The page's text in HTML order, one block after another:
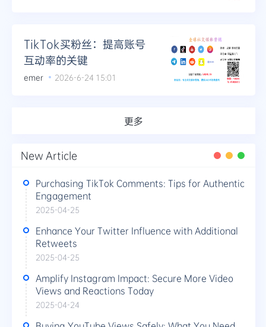
TikTok买粉丝：提高账号
互动率的关键
emer 2026-6-24 15:01
更多
New Article
Purchasing TikTok Comments: Tips for Authentic
Engagement
2025-04-25
Enhance Your Twitter Influence with Additional
Retweets
2025-04-25
Amplify Instagram Impact: Secure More Video
Views and Reactions Today
2025-04-24